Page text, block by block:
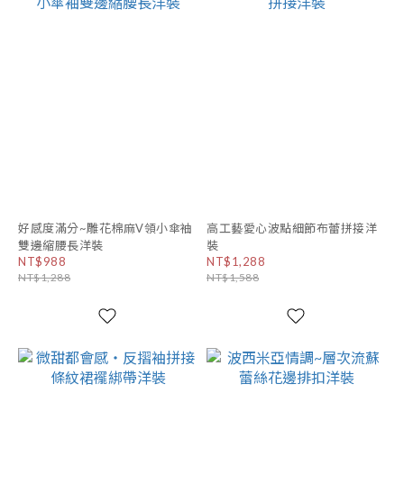
好感度滿分~雕花棉麻V領小傘袖
雙邊縮腰長洋裝
NT$988
NT$1,288
高工藝愛心波點細節布蕾拼接洋
裝
NT$1,288
NT$1,588